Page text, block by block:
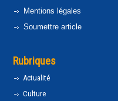
Mentions légales
Soumettre article
Rubriques
Actualité
Culture